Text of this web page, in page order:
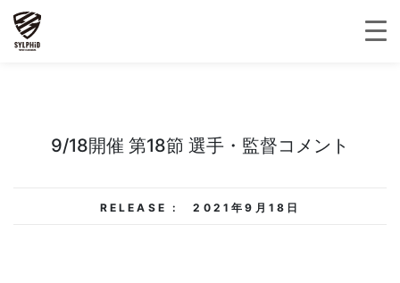
9/18開催 第18節 選手・監督コメント
RELEASE : 2021年9月18日